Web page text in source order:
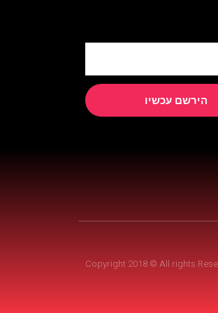
הירשם עכשיו
Copyright 2018 © All rights